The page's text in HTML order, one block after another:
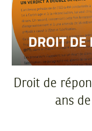
Droit de
ans